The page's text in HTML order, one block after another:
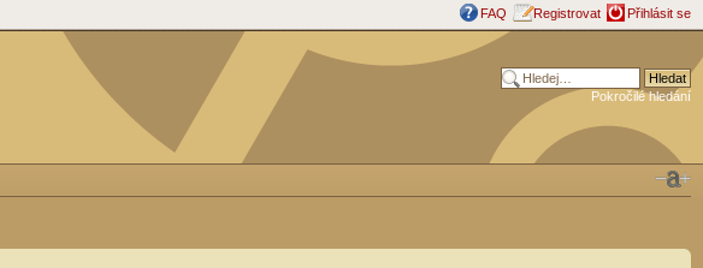
FAQ Registrovat Přihlásit se
Pokročilé hledání